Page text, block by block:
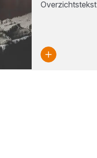
Overzichtstekst